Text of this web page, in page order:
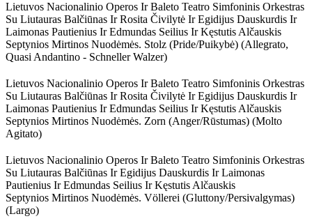
Lietuvos Nacionalinio Operos Ir Baleto Teatro Simfoninis Orkestras
Su Liutauras Balčiūnas Ir Rosita Čivilytė Ir Egidijus Dauskurdis Ir
Laimonas Pautienius Ir Edmundas Seilius Ir Kęstutis Alčauskis
Septynios Mirtinos Nuodėmės. Stolz (pride/puikybė) (allegrato,
Quasi Andantino - Schneller Walzer)
Lietuvos Nacionalinio Operos Ir Baleto Teatro Simfoninis Orkestras
Su Liutauras Balčiūnas Ir Rosita Čivilytė Ir Egidijus Dauskurdis Ir
Laimonas Pautienius Ir Edmundas Seilius Ir Kęstutis Alčauskis
Septynios Mirtinos Nuodėmės. Zorn (anger/rūstumas) (molto
Agitato)
Lietuvos Nacionalinio Operos Ir Baleto Teatro Simfoninis Orkestras
Su Liutauras Balčiūnas Ir Egidijus Dauskurdis Ir Laimonas
Pautienius Ir Edmundas Seilius Ir Kęstutis Alčauskis
Septynios Mirtinos Nuodėmės. Völlerei (gluttony/persivalgymas)
(largo)